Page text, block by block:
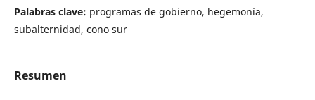
Palabras clave: programas de gobierno, hegemonía,
subalternidad, cono sur
Resumen